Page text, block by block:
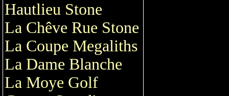
Hautlieu Stone
La Chêve Rue Stone
La Coupe Megaliths
La Dame Blanche
La Moye Golf